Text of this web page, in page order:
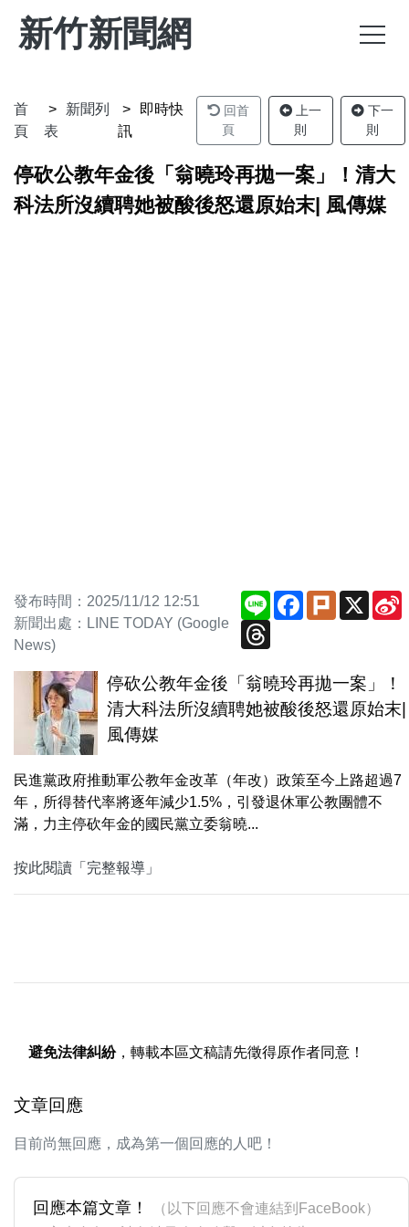
新竹新聞網
首
頁
新聞列
表
即時快
訊
回首
頁
上一
則
下一
則
停砍公教年金後「翁曉玲再拋一案」！清大
科法所沒續聘她被酸後怒還原始末| 風傳媒
發布時間：2025/11/12 12:51
新聞出處：LINE TODAY (Google
News)
Line Facebook
PlurkX
Threads
停砍公教年金後「翁曉玲再拋一案」！
清大科法所沒續聘她被酸後怒還原始末|
風傳媒
民進黨政府推動軍公教年金改革（年改）政策至今上路超過7
年，所得替代率將逐年減少1.5%，引發退休軍公教團體不
滿，力主停砍年金的國民黨立委翁曉...
按此閱讀「完整報導」
避免法律糾紛，轉載本區文稿請先徵得原作者同意！
文章回應
目前尚無回應，成為第一個回應的人吧！
回應本篇文章！
（以下回應不會連結到FaceBook）